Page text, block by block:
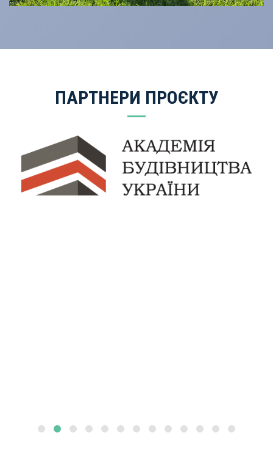
ПАРТНЕРИ ПРОЄКТУ